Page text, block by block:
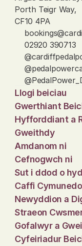
Porth Teigr Way,
CF10 4PA
02920 390713
Llogi beiciau
Gwerthiant
Hyfforddiant a
Gweithdy
Amdanom ni
Cefnogwch ni
Sut i ddod o
Caffi
Newyddion a
Straeon
Gofalwyr a
Cyfeiriadur